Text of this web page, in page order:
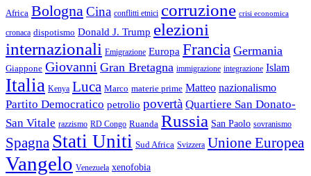
Africa BolognaCina conflitti etnici corruzione crisi economica
cronaca dispotismo Donald J. Trump elezioni
internazionali Emigrazione Europa Francia Germania
Giappone Giovanni Gran Bretagna immigrazione integrazione Islam
Italia Kenya Luca Marco materie prime Matteo nazionalismo
Partito Democratico petrolio povertà Quartiere San Donato-
San Vitale razzismo RD Congo Ruanda Russia San Paolo sovranismo
Spagna Stati Uniti Sud Africa Svizzera Unione Europea
Vangelo Venezuela xenofobia